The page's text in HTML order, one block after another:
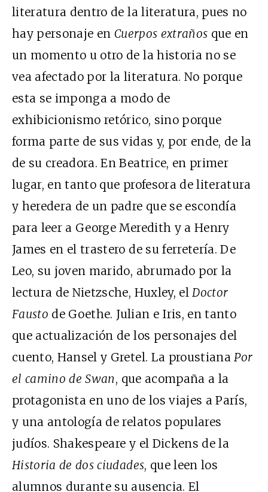
literatura dentro de la literatura, pues no
hay personaje en Cuerpos extraños que en
un momento u otro de la historia no se
vea afectado por la literatura. No porque
esta se imponga a modo de
exhibicionismo retórico, sino porque
forma parte de sus vidas y, por ende, de la
de su creadora. En Beatrice, en primer
lugar, en tanto que profesora de literatura
y heredera de un padre que se escondía
para leer a George Meredith y a Henry
James en el trastero de su ferretería. De
Leo, su joven marido, abrumado por la
lectura de Nietzsche, Huxley, elDoctor
Fausto de Goethe. Julian e Iris, en tanto
que actualización de los personajes del
cuento, Hansel y Gretel. La proustianaPor
el camino de Swan, que acompaña a la
protagonista en uno de los viajes a París,
y una antología de relatos populares
judíos. Shakespeare y el Dickens de la
Historia de dos ciudades, que leen los
alumnos durante su ausencia. El